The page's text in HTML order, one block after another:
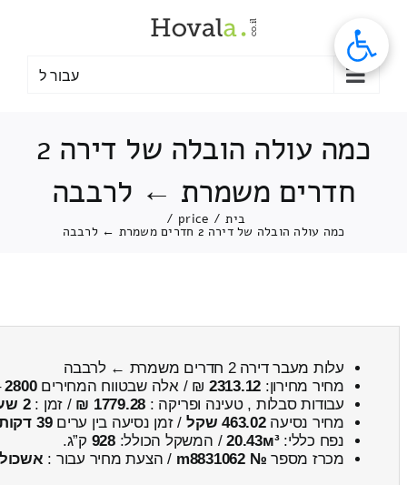
עבור ל
כמה עולה הובלה של דירה 2
חדרים משמרת ← לרבבה
בית /
price
/
כמה עולה הובלה של דירה 2 חדרים משמרת ← לרבבה
עלות מעבר דירה 2 חדרים משמרת ← לרבבה
מחיר מחירון: 2313.12 ₪ / אלה שבטווח המחירים2800
עבודות סבלות , טעינה ופריקה : 1779.28 ₪ / זמן :2 שעות 10 דקות
מחיר נסיעה463.02 שקל / זמן נסיעה בין ערים39 דקות
נפח כללי:20.43м³/ המשקל הכולל:928 ק”ג.
מכרז מספר № m8831062 / הצעת מחיר עבור :